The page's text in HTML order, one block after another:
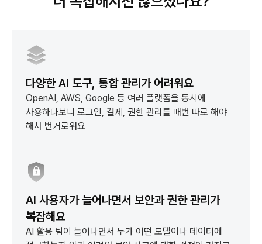
다양한 AI 도구, 통합 관리가 어려워요
OpenAI, AWS, Google 등 여러 플랫폼을 동시에
사용하다보니 로그인, 결제, 권한 관리를 매번 따로 해야
해서 번거로워요
AI 사용자가 늘어나면서 보안과 권한 관리가
복잡해요
AI 활용 팀이 늘어나면서 누가 어떤 모델이나 데이터에